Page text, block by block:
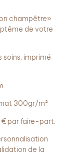
champêtre»
de votre
imprimé
300gr/m²
€ par faire-part.
de la